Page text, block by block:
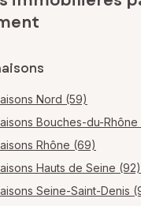
Nord (59)
Bouches-du-Rhône
Rhône (69)
Hauts de Seine (92)
Seine-Saint-Denis